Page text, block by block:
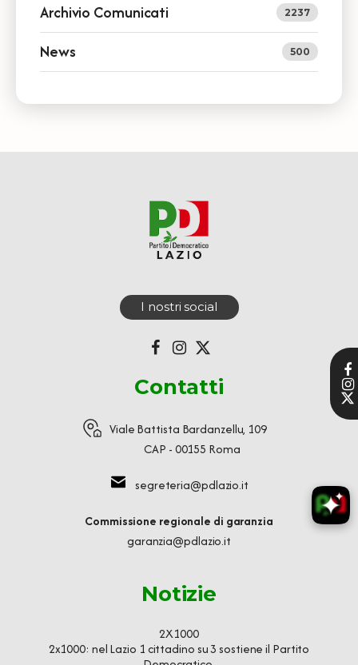
Archivio Comunicati 2237
News 500
I nostri social
Contatti
Viale Battista Bardanzellu, 109
CAP - 00155 Roma
segreteria@pdlazio.it
Commissione regionale di garanzia
garanzia@pdlazio.it
Notizie
2X1000
2x1000: nel Lazio 1 cittadino su 3 sostiene il Partito